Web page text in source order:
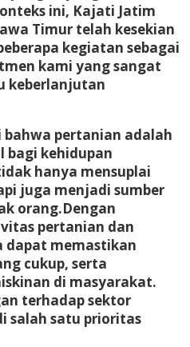
ini, Kajati Jatim
Timur telah kesekian
kegiatan sebagai
kami yang sangat
keberlanjutan
pertanian adalah
bagi kehidupan
hanya mensuplai
juga menjadi sumber
orang.Dengan
pertanian dan
dapat memastikan
cukup, serta
di masyarakat.
terhadap sektor
salah satu prioritas